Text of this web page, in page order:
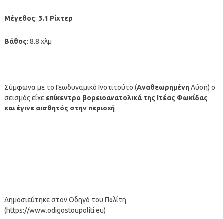
Μέγεθος: 3.1 Ρίχτερ
Βάθος: 8.8 χλμ
Σύμφωνα με το Γεωδυναμικό Ινστιτούτο (ΑναθεωρημένηΛύση) ο
σεισμός είχε επίκεντρο βορειοανατολικά της Ιτέας Φωκίδας
και έγινε αισθητός στην περιοχή
Δημοσιεύτηκε στον Οδηγό του Πολίτη
(https://www.odigostoupoliti.eu)